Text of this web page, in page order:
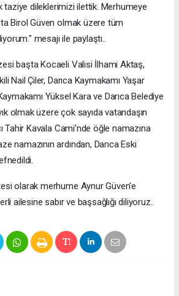
taziye dileklerimizi ilettik. Merhumeye
Birol Güven olmak üzere tüm
mesajı ile paylaştı..
başta Kocaeli Valisi İlhami Aktaş,
Nail Çiler, Darıca Kaymakamı Yaşar
Yüksel Kara ve Darıca Belediye
olmak üzere çok sayıda vatandaşın
Tahir Kavala Cami’nde öğle namazına
namazının ardından, Darıca Eski
olarak merhume Aynur Güven'e
ailesine sabır ve başsağlığı diliyoruz..